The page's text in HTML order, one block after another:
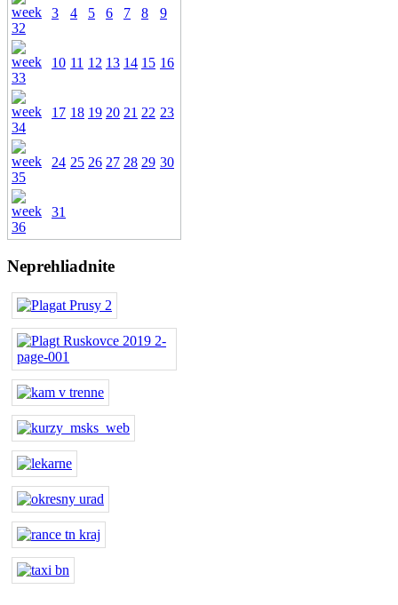
3 4 5 6 7 8 9
10 11 12 13 14 15 16
17 18 19 20 21 22 23
24 25 26 27 28 29 30
31
Neprehliadnite